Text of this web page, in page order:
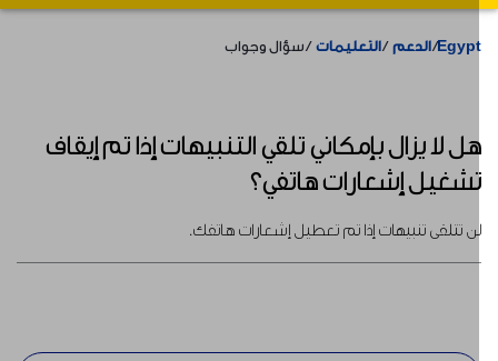
الدعم التعليمات سؤال وجواب
لا يزال بإمكاني تلقي التنبيهات إذا تم إيقاف
إشعارات هاتفي؟
تتلقى تنبيهات إذا تم تعطيل إشعارات هاتفك.